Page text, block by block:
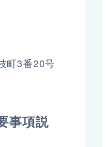
町3番20号
事項説